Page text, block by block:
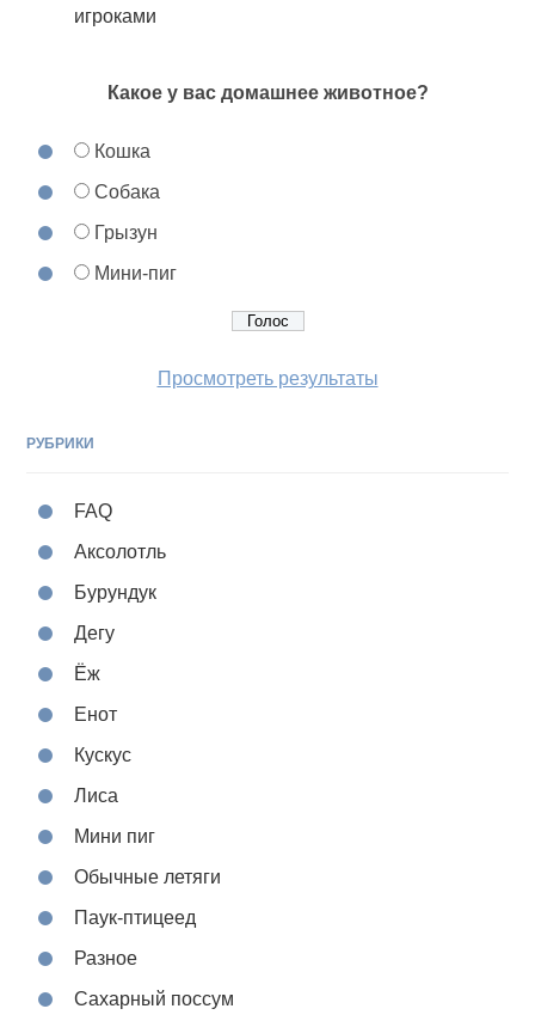
игроками
Какое у вас домашнее животное?
Кошка
Собака
Грызун
Мини-пиг
Просмотреть результаты
РУБРИКИ
FAQ
Аксолотль
Бурундук
Дегу
Ёж
Енот
Кускус
Лиса
Мини пиг
Обычные летяги
Паук-птицеед
Разное
Сахарный поссум